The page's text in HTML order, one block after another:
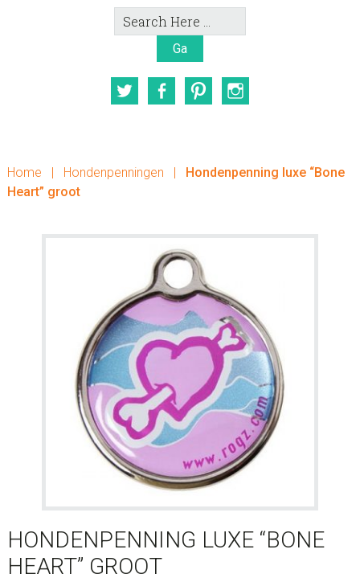
Search
Here
TwitterFacebookPinterest
Home | Hondenpenningen |
Hondenpenning luxe “Bone
Heart” groot
HONDENPENNING LUXE “BONE
HEART” GROOT